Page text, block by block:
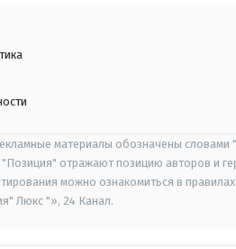
материалы обозначены
"Позиция" отражают позицию авторов и
можно ознакомиться в
Люкс "», 24 Канал.